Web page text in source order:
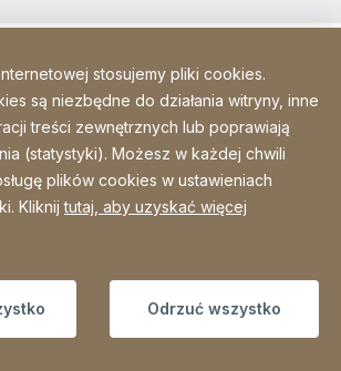
Copyright © 2026
stosujemy pliki cookies.
są niezbędne do działania witryny, inne
treści zewnętrznych lub poprawiają
(statystyki). Możesz w każdej chwili
plików cookies w ustawieniach
Kliknijtutaj, aby uzyskać więcej
Odrzuć wszystko